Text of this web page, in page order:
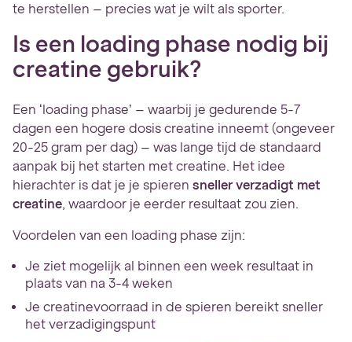
te herstellen – precies wat je wilt als sporter.
Is een loading phase nodig bij
creatine gebruik?
Een ‘loading phase’ – waarbij je gedurende 5-7
dagen een hogere dosis creatine inneemt (ongeveer
20-25 gram per dag) – was lange tijd de standaard
aanpak bij het starten met creatine. Het idee
hierachter is dat je je spieren sneller verzadigt met
creatine, waardoor je eerder resultaat zou zien.
Voordelen van een loading phase zijn:
Je ziet mogelijk al binnen een week resultaat in
plaats van na 3-4 weken
Je creatinevoorraad in de spieren bereikt sneller
het verzadigingspunt